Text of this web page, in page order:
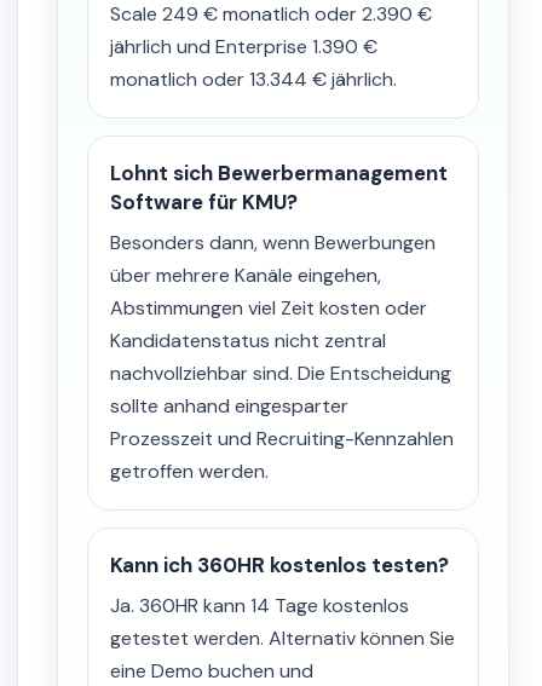
Scale 249 € monatlich oder 2.390 €
jährlich und Enterprise 1.390 €
monatlich oder 13.344 € jährlich.
Lohnt sich Bewerbermanagement
Software für KMU?
Besonders dann, wenn Bewerbungen
über mehrere Kanäle eingehen,
Abstimmungen viel Zeit kosten oder
Kandidatenstatus nicht zentral
nachvollziehbar sind. Die Entscheidung
sollte anhand eingesparter
Prozesszeit und Recruiting-Kennzahlen
getroffen werden.
Kann ich 360HR kostenlos testen?
Ja. 360HR kann 14 Tage kostenlos
getestet werden. Alternativ können Sie
eine Demo buchen und